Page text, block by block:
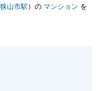
狭山市駅）の マンション を